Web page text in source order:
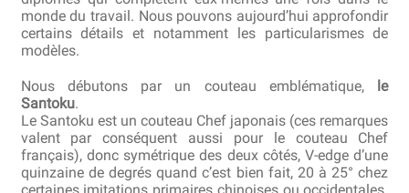
Revendeurs
Revue de presse
Téléchargements
Thank you for booking
monde du travail. Nous pouvons aujourd’hui approfondir
certains détails et notamment les particularismes de
modèles.
Nous débutons par un couteau emblématique, le
Santoku.
Le Santoku est un couteau Chef japonais (ces remarques
valent par conséquent aussi pour le couteau Chef
français), donc symétrique des deux côtés, V-edge d’une
quinzaine de degrés quand c’est bien fait, 20 à 25° chez